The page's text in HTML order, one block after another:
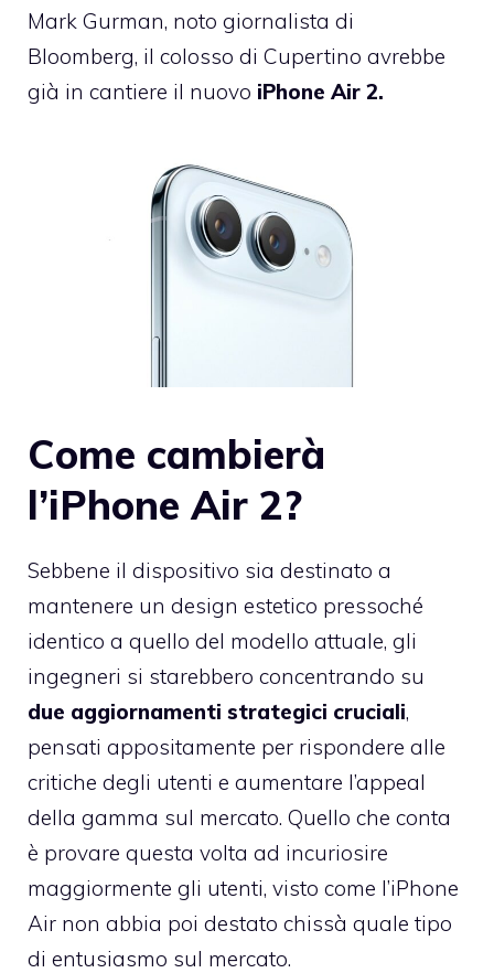
Mark Gurman, noto giornalista di
Bloomberg, il colosso di Cupertino avrebbe
già in cantiere il nuovo iPhone Air 2.
Come cambierà
l’iPhone Air 2?
Sebbene il dispositivo sia destinato a
mantenere un design estetico pressoché
identico a quello del modello attuale, gli
ingegneri si starebbero concentrando su
due aggiornamenti strategici cruciali,
pensati appositamente per rispondere alle
critiche degli utenti e aumentare l’appeal
della gamma sul mercato. Quello che conta
è provare questa volta ad incuriosire
maggiormente gli utenti, visto come l’iPhone
Air non abbia poi destato chissà quale tipo
di entusiasmo sul mercato.